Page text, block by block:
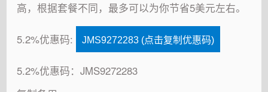
高，根据套餐不同，最多可以为你节省5美元左右。
5.2%优惠码: JMS9272283 (点击复制优惠码)
5.2%优惠码：JMS9272283